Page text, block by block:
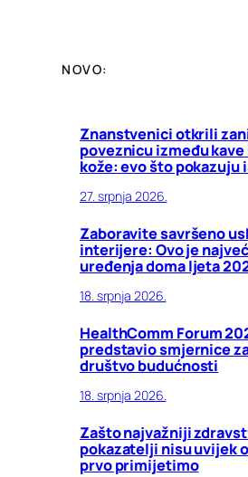
NOVO:
Znanstvenici otkrili
poveznicu između kave
kože: evo što pokazuju
27. srpnja 2026.
Zaboravite savršeno
interijere: Ovo je
uređenja doma ljeta
18. srpnja 2026.
HealthComm Forum
predstavio smjernice
društvo budućnosti
18. srpnja 2026.
Zašto najvažniji
pokazatelji nisu uvijek
prvo primijetimo